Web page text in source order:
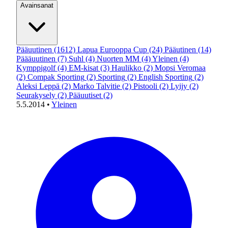
Avainsanat
Pääuutinen (1612) Lapua Eurooppa Cup (24) Pääutinen (14)
Päääuutinen (7) Suhl (4) Nuorten MM (4)Yleinen (4)
Kymppigolf (4) EM-kisat (3) Haulikko (2) Mopsi Veromaa
(2) Compak Sporting (2) Sporting (2) English Sporting (2)
Aleksi Leppä (2) Marko Talvitie (2) Pistooli (2) Lyijy (2)
Seurakysely (2) Pääuutiset (2)
5.5.2014 • Yleinen